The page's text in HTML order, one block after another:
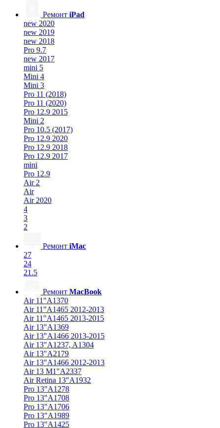
Ремонт iPad
new 2020
new 2019
new 2018
Pro 9.7
new 2017
mini 5
Mini 4
Mini 3
Pro 11 (2018)
Pro 11 (2020)
Pro 12.9 2015
Mini 2
Pro 10.5 (2017)
Pro 12.9 2020
Pro 12.9 2018
Pro 12.9 2017
mini
Pro 12.9
Air 2
Air
Air 2020
4
3
2
Ремонт iMac
27
24
21.5
Ремонт MacBook
Air 11"A1370
Air 11"A1465 2012-2013
Air 11"A1465 2013-2015
Air 13"A1369
Air 13"A1466 2013-2015
Air 13"A1237, A1304
Air 13"A2179
Air 13"A1466 2012-2013
Air 13 M1"A2337
Air Retina 13″A1932
Pro 13"A1278
Pro 13"A1708
Pro 13"A1706
Pro 13"A1989
Pro 13"A1425